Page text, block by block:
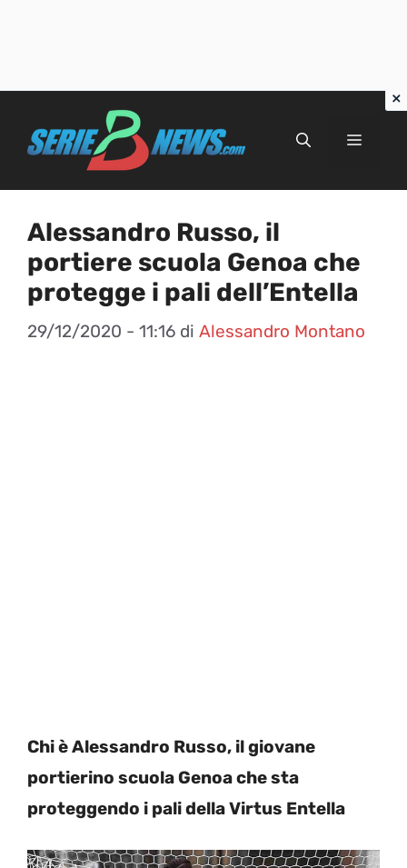
Menu
Alessandro Russo, il
portiere scuola Genoa che
protegge i pali dell’Entella
29/12/2020 - 11:16 di Alessandro Montano
Chi è Alessandro Russo, il giovane
portierino scuola Genoa che sta
proteggendo i pali della Virtus Entella